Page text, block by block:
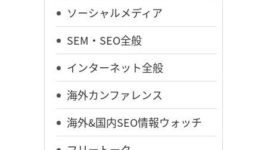
ソーシャルメディア
SEM・SEO全般
インターネット全般
海外カンファレンス
海外&国内SEO情報ウォッチ